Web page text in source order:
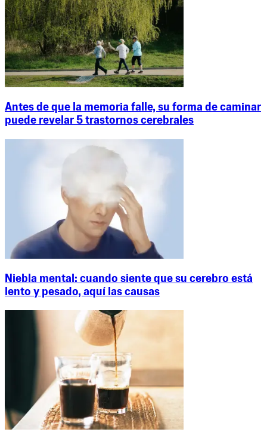
Antes de que la memoria falle, su forma de caminar
puede revelar 5 trastornos cerebrales
Niebla mental: cuando siente que su cerebro está
lento y pesado, aquí las causas